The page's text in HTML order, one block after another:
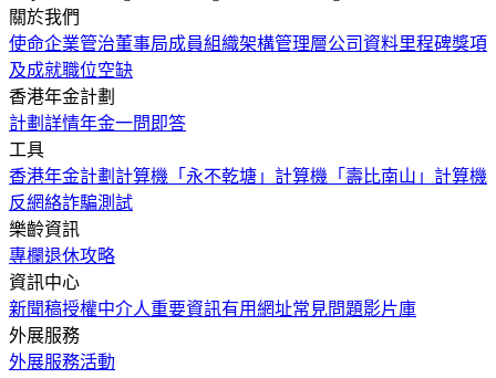
關於我們
使命企業管治董事局成員組織架構管理層公司資料里程碑獎項
及成就職位空缺
香港年金計劃
計劃詳情年金一問即答
工具
香港年金計劃計算機 「永不乾塘」計算機 「壽比南山」計算機
反網絡詐騙測試
樂齡資訊
專欄退休攻略
資訊中心
新聞稿授權中介人重要資訊有用網址常見問題影片庫
外展服務
外展服務活動